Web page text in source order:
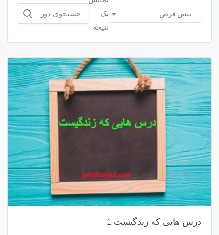
پیش فرض
یک
نتیجه برای:
درس هایی که زندگیست 1